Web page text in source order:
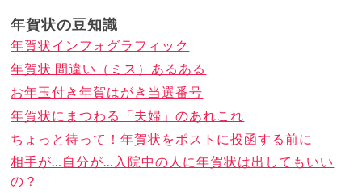
年賀状の豆知識
年賀状インフォグラフィック
年賀状 間違い（ミス）あるある
お年玉付き年賀はがき当選番号
年賀状にまつわる「夫婦」のあれこれ
ちょっと待って！年賀状をポストに投函する前に
相手が…自分が…入院中の人に年賀状は出してもいい
の？